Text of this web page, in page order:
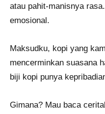
atau pahit-manisnya
emosional.
Maksudku, kopi yang
mencerminkan suasana
biji kopi punya
Gimana? Mau baca